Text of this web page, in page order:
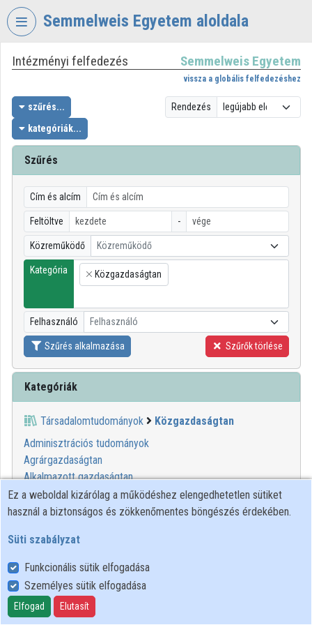
Fejléc kihagyása
Semmelweis Egyetem aloldala
VIDEOTORIUM
SEMMELWEIS
EGYETEM
Intézményi kezdőlap
Bejelentkezés
Intézményi felfedezés
Kategóriák
Intézményi listák
Közreműködők
Intézményi felfedezés Semmelweis Egyetem
vissza a globális felfedezéshez
szűrés...
kategóriák...
Rendezés
Szűrés
Cím és alcím
Feltöltve -
Közreműködő Közreműködő
Kategória
×
Közgazdaságtan
Felhasználó Felhasználó
Szűrés alkalmazása Szűrők törlése
Kategóriák
Társadalomtudományok
Közgazdaságtan
Adminisztrációs tudományok
Agrárgazdaságtan
Alkalmazott gazdaságtan
Állatorvosi gazdaságtan
Bankügyletek
Egészségügyi gazdaságtan
Élelmiszer-gazdaságtan
Építésügyi gazdaságtan
Értékbecslés
Fejlesztési közgazdaságtan
Ez a weboldal kizárólag a működéshez elengedhetetlen sütiket
használ a biztonságos és zökkenőmentes böngészés érdekében.
Süti szabályzat
Funkcionális sütik elfogadása
Személyes sütik elfogadása
Elfogad Elutasít